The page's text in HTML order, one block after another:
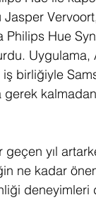
Philips Hue
birliğiyle
gerek
geçen yıl
ne kadar
deneyimleri